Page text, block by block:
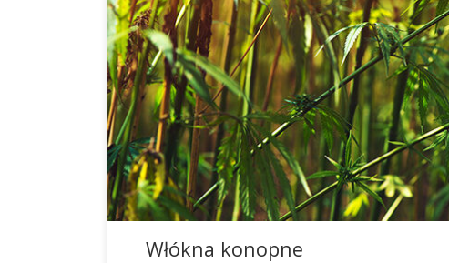
Uprawa konopi przemysłowych ma bardzo wiele zalet.
pozyskiwane w ten sposób włókna konopne, z których
wiele różnych produktów. Włókna konopne mają swoje
począwszy na przemyśle włókienniczym oraz
skończywszy na budownictwie. Włókna konopne –
konopi włóknistych […]
Włókna konopne